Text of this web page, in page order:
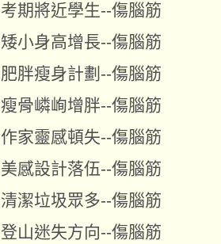
考期將近學生--傷腦筋
矮小身高增長--傷腦筋
肥胖瘦身計劃--傷腦筋
瘦骨嶙峋增胖--傷腦筋
作家靈感頓失--傷腦筋
美感設計落伍--傷腦筋
清潔垃圾眾多--傷腦筋
登山迷失方向--傷腦筋